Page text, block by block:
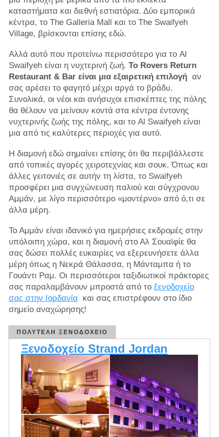
καταστήματα και διεθνή εστιατόρια. Δύο εμπορικά
κέντρα, το The Galleria Mall και το The Swaifyeh
Village, βρίσκονται επίσης εδώ.
Αλλά αυτό που προτείνω περισσότερο για το Al
Swaifyeh είναι η νυχτερινή ζωή. Το Rovers Return
Restaurant & Bar είναι μια εξαιρετική επιλογήαν
σας αρέσει το φαγητό μέχρι αργά το βράδυ.
Συνολικά, οι νέοι και ανήσυχοι επισκέπτες της πόλης
θα θέλουν να μείνουν κοντά στα κέντρα έντονης
νυχτερινής ζωής της πόλης, και το Al Swaifyeh είναι
μια από τις καλύτερες περιοχές για αυτό.
Η διαμονή εδώ σημαίνει επίσης ότι θα περιβάλλεστε
από τοπικές αγορές χειροτεχνίας και σουκ. Όπως και
άλλες γειτονιές σε αυτήν τη λίστα, το Swaifyeh
προσφέρει μια συγχώνευση παλιού και σύγχρονου
Αμμάν, με λίγο περισσότερο «μοντέρνο» από ό,τι σε
άλλα μέρη.
Το Αμμάν είναι ιδανικό για ημερήσιες εκδρομές στην
υπόλοιπη χώρα, και η διαμονή στο Αλ Σουαϊφίε θα
σας δώσει πολλές ευκαιρίες να εξερευνήσετε άλλα
μέρη όπως η Νεκρά Θάλασσα, η Μάνταμπα ή το
Γουάντι Ραμ. Οι περισσότεροι ταξιδιωτικοί πράκτορες
σας παραλαμβάνουν μπροστά από το ξενοδοχείο
σας στην Ιορδανίακαι σας επιστρέφουν στο ίδιο
σημείο αναχώρησης!
ΠΟΛΥΤΕΛΉ ΞΕΝΟΔΟΧΕΊΟ
Ξενοδοχείο Strand Jordan